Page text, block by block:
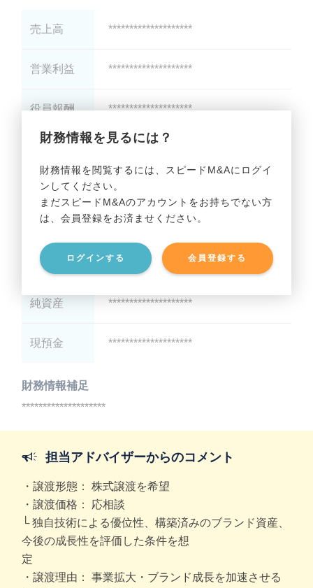
財務情報を見るには？
財務情報を閲覧するには、スピードM&Aにログイ
ンしてください。
まだスピードM&Aのアカウントをお持ちでない方
は、会員登録をお済ませください。
ログインする 会員登録する
売上高 ********************
営業利益 ********************
役員報酬 ********************
貸借対照表（B/S）
総資産 ********************
有利子負債 ********************
純資産 ********************
現預金 ********************
財務情報補足
********************
担当アドバイザーからのコメント
・譲渡形態： 株式譲渡を希望
・譲渡価格： 応相談
└ 独自技術による優位性、構築済みのブランド資産、
今後の成長性を評価した条件を想
定
・譲渡理由： 事業拡大・ブランド成長を加速させる